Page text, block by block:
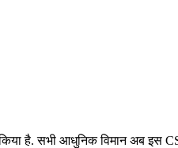
है. सभी आधुनिक विमान अब इस